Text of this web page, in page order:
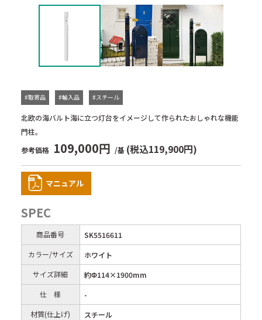
北欧の海バルト海に立つ灯台をイメージして作られたおしゃれな機能
門柱。
#取寄品 #輸入品 #スチール
参考価格 109,000円 /基 (税込119,900円)
マニュアル
SPEC
商品番号
SK5516611
カラー/サイズ
ホワイト
サイズ詳細
約Φ114×1900mm
仕 様
-
材質(仕上げ)
スチール